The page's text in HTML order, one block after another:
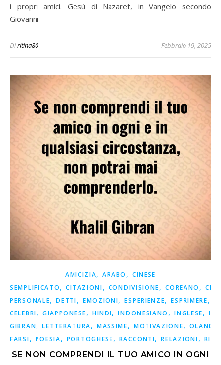
i propri amici. Gesù di Nazaret, in Vangelo secondo
Giovanni
Diritina80 Febbraio 19, 2025
AMICIZIA,ARABO , CINESE
SEMPLIFICATO,CITAZIONI, CONDIVISIONE,COREANO ,
PERSONALE,DETTI, EMOZIONI,ESPERIENZE,ESPRIMERE,
CELEBRI, GIAPPONESE, HINDI,INDONESIANO ,INGLESE,
GIBRAN,LETTERATURA, MASSIME, MOTIVAZIONE,
FARSI, POESIA, PORTOGHESE, RACCONTI,RELAZIONI,
SE NON COMPRENDI IL TUO AMICO IN OGNI